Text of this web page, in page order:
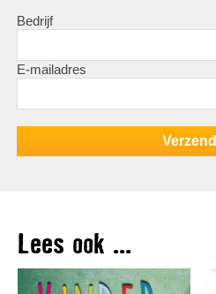
Bedrijf
E-mailadres
Lees ook ...